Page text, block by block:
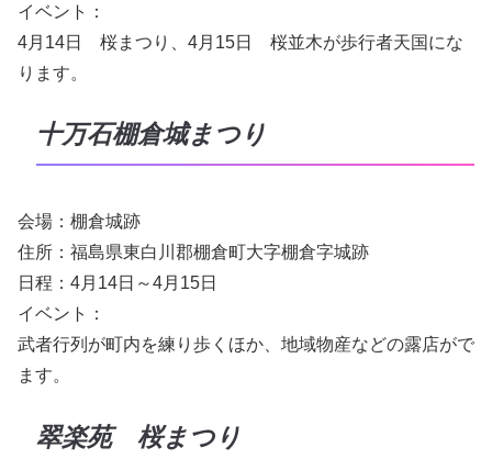
イベント：
4月14日 桜まつり、4月15日 桜並木が歩行者天国にな
ります。
十万石棚倉城まつり
会場：棚倉城跡
住所：福島県東白川郡棚倉町大字棚倉字城跡
日程：4月14日～4月15日
イベント：
武者行列が町内を練り歩くほか、地域物産などの露店がで
ます。
翠楽苑 桜まつり